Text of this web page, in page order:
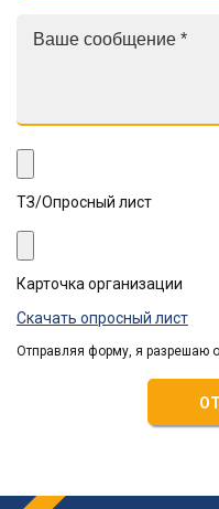
ТЗ/Опросный лист
Карточка организации
Скачать опросный лист
Отправляя форму, я разрешаю